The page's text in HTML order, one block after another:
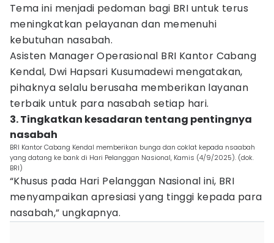
Tema ini menjadi pedoman bagi BRI untuk terus
meningkatkan pelayanan dan memenuhi
kebutuhan nasabah.
Asisten Manager Operasional BRI Kantor Cabang
Kendal, Dwi Hapsari Kusumadewi mengatakan,
pihaknya selalu berusaha memberikan layanan
terbaik untuk para nasabah setiap hari.
3. Tingkatkan kesadaran tentang pentingnya
nasabah
BRI Kantor Cabang Kendal memberikan bunga dan coklat kepada nsaabah
yang datang ke bank di Hari Pelanggan Nasional, Kamis (4/9/2025). (dok.
BRI)
“Khusus pada Hari Pelanggan Nasional ini, BRI
menyampaikan apresiasi yang tinggi kepada para
nasabah,” ungkapnya.